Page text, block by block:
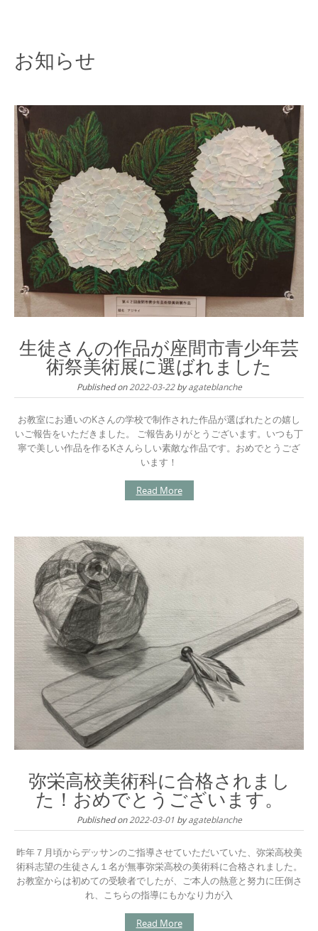
お知らせ
生徒さんの作品が座間市青少年芸
術祭美術展に選ばれました
Published on2022-03-22byagateblanche
お教室にお通いのKさんの学校で制作された作品が選ばれたとの嬉し
いご報告をいただきました。 ご報告ありがとうございます。いつも丁
寧で美しい作品を作るKさんらしい素敵な作品です。おめでとうござ
います！
Read More
弥栄高校美術科に合格されまし
た！おめでとうございます。
Published on2022-03-01 byagateblanche
昨年７月頃からデッサンのご指導させていただいていた、弥栄高校美
術科志望の生徒さん１名が無事弥栄高校の美術科に合格されました。
お教室からは初めての受験者でしたが、ご本人の熱意と努力に圧倒さ
れ、こちらの指導にもかなり力が入
Read More